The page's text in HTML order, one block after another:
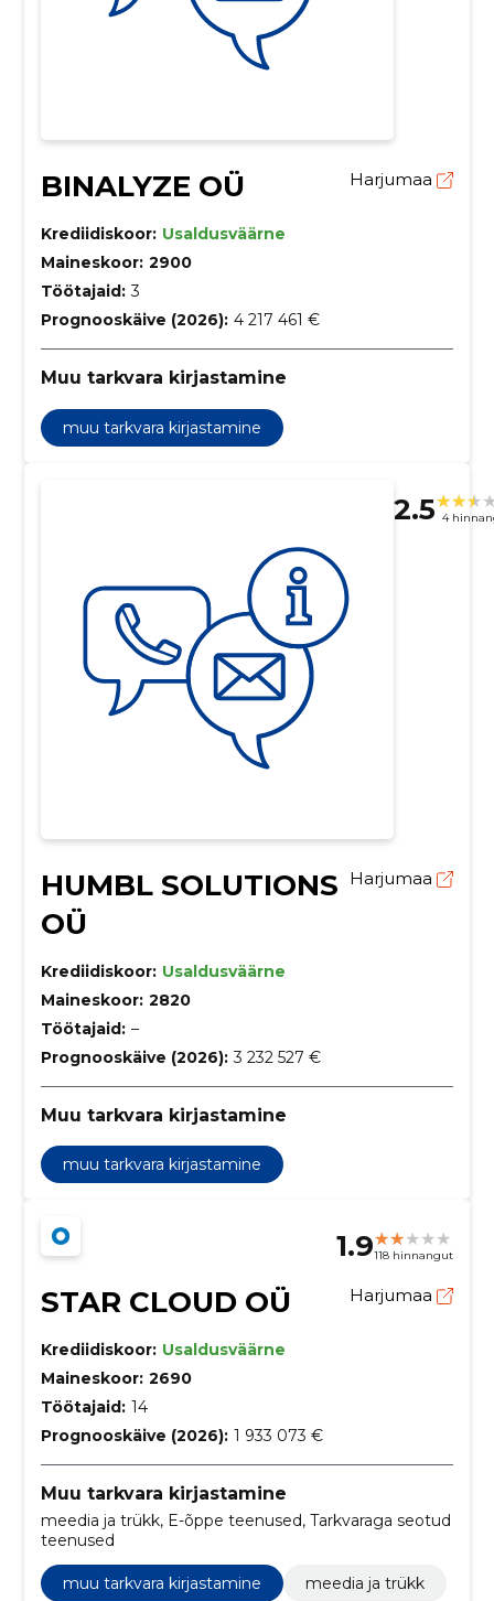
BINALYZE OÜ Harjumaa
Krediidiskoor: Usaldusväärne
Maineskoor: 2900
Töötajaid: 3
Prognooskäive (2026): 4 217 461 €
Muu tarkvara kirjastamine
muu tarkvara kirjastamine
2.5 4
HUMBL SOLUTIONS
OÜ
Harjumaa
Krediidiskoor: Usaldusväärne
Maineskoor: 2820
Töötajaid: –
Prognooskäive (2026): 3 232 527 €
Muu tarkvara kirjastamine
muu tarkvara kirjastamine
1.9118 hinnangut
STAR CLOUD OÜ Harjumaa
Krediidiskoor: Usaldusväärne
Maineskoor: 2690
Töötajaid: 14
Prognooskäive (2026): 1 933 073 €
Muu tarkvara kirjastamine
meedia ja trükk, E-õppe teenused, Tarkvaraga seotud
teenused
muu tarkvara kirjastamine meedia ja trükk